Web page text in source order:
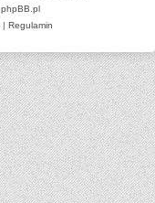
phpBB.pl
| Regulamin